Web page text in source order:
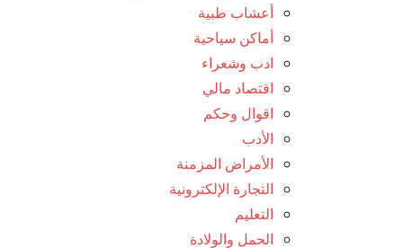
أعشاب طبية
أماكن سياحية
ادب وشعراء
اقتصاد مالي
اقوال وحكم
الأدب
الأمراض المزمنة
التجارة الإلكترونية
التعليم
الحمل والولادة